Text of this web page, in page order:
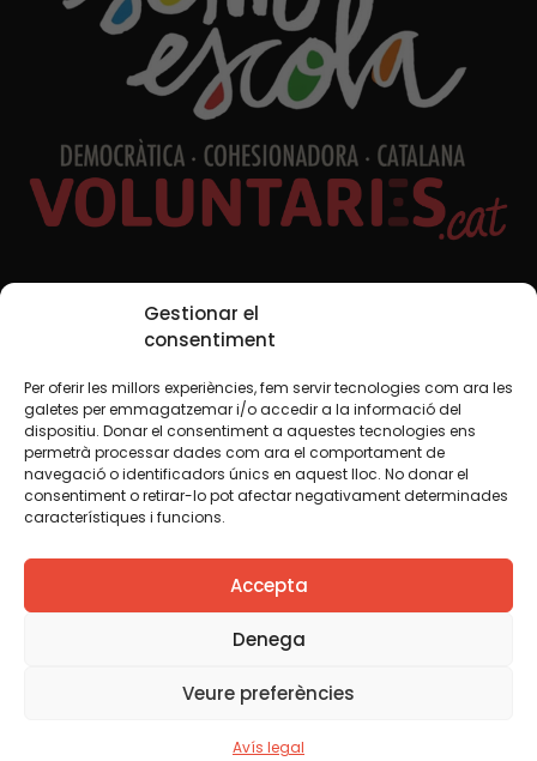
Gestionar el
consentiment
Per oferir les millors experiències, fem servir tecnologies com ara les
galetes per emmagatzemar i/o accedir a la informació del
dispositiu. Donar el consentiment a aquestes tecnologies ens
permetrà processar dades com ara el comportament de
navegació o identificadors únics en aquest lloc. No donar el
consentiment o retirar-lo pot afectar negativament determinades
característiques i funcions.
Accepta
Denega
Veure preferències
Avís legal
Xarxes Socials
TWT YTB IG FB IN
Avís legalPolítica de cookies
Creiem que el coneixement s’ha de compartir. Per això
fem servir una llicència Creative Commons, llevat que en
algun material indiquem el contrari. Us animem a copiar,
redistribuir, remesclar o transformar i crear els continguts
comercial. Només us demanem que reconegueu